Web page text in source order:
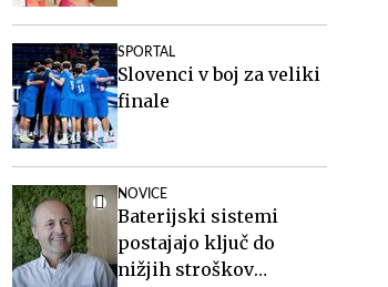
SPORTAL
Slovenci v boj za veliki
finale
NOVICE
Baterijski sistemi
postajajo ključ do
nižjih stroškov